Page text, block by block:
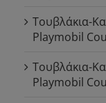
Τουβλάκια-
Playmobil
Τουβλάκια-
Playmobil